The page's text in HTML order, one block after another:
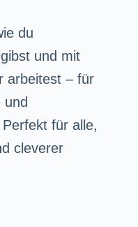
du
und mit
arbeitest – für
und
für alle,
cleverer